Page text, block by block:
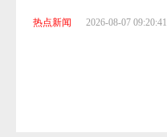
热点新闻 2026-08-07 09:20:41